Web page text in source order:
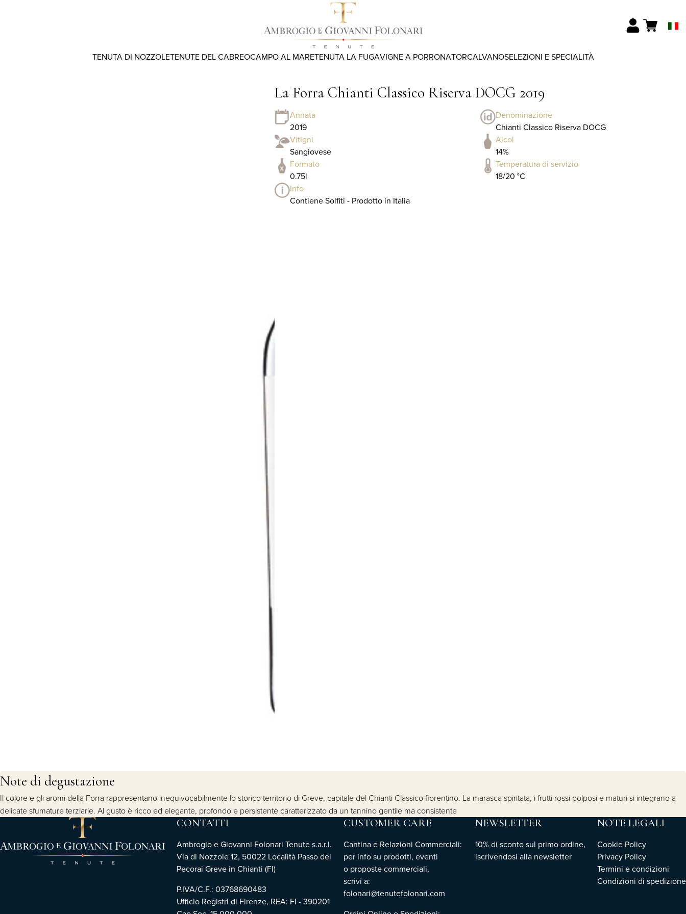
TENUTA DI NOZZOLETENUTE DEL CABREOCAMPO AL MARETENUTA LA FUGAVIGNE A PORRONATORCALVANOSELEZIONI E SPECIALITÀ
La Forra Chianti Classico Riserva DOCG 2019
Annata
2019
Denominazione
Chianti Classico Riserva DOCG
Vitigni
Sangiovese
Alcol
14%
Formato
0.75l
Temperatura di servizio
18/20 °C
Info
Contiene Solfiti - Prodotto in Italia
Note di degustazione
Il colore e gli aromi della Forra rappresentano inequivocabilmente lo storico territorio di Greve, capitale del Chianti Classico fiorentino. La marasca spiritata, i frutti rossi polposi e maturi si integrano a
delicate sfumature terziarie. Al gusto è ricco ed elegante, profondo e persistente caratterizzato da un tannino gentile ma consistente
CONTATTI
Ambrogio e Giovanni Folonari Tenute s.a.r.l.
Via di Nozzole 12, 50022 Località Passo dei
Pecorai Greve in Chianti (FI)
P.IVA/C.F.: 03768690483
Ufficio Registri di Firenze, REA: FI - 390201
CUSTOMER CARE
Cantina e Relazioni Commerciali:
per info su prodotti, eventi
o proposte commerciali,
scrivi a:
folonari@tenutefolonari.com
NEWSLETTER
10% di sconto sul primo ordine,
iscrivendosi alla newsletter
NOTE LEGALI
Cookie Policy
Privacy Policy
Termini e condizioni
Condizioni di spedizione